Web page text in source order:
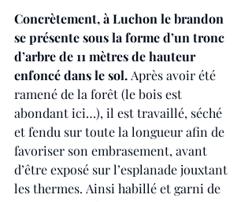
Concrètement, à Luchon le brandon
se présente sous la forme d’un tronc
d’arbre de 11 mètres de hauteur
enfoncé dans le sol. Après avoir été
ramené de la forêt (le bois est
abondant ici…), il est travaillé, séché
et fendu sur toute la longueur afin de
favoriser son embrasement, avant
d’être exposé sur l’esplanade jouxtant
les thermes. Ainsi habillé et garni de